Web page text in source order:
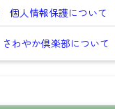
個人情報保護について
さわやか倶楽部について